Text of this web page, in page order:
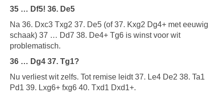
35 … Df5! 36. De5
Na 36. Dxc3 Txg2 37. De5 (of 37. Kxg2 Dg4+ met eeuwig
schaak) 37 … Dd7 38. De4+ Tg6 is winst voor wit
problematisch.
36 … Dg4 37. Tg1?
Nu verliest wit zelfs. Tot remise leidt 37. Le4 De2 38. Ta1
Pd1 39. Lxg6+ fxg6 40. Txd1 Dxd1+.